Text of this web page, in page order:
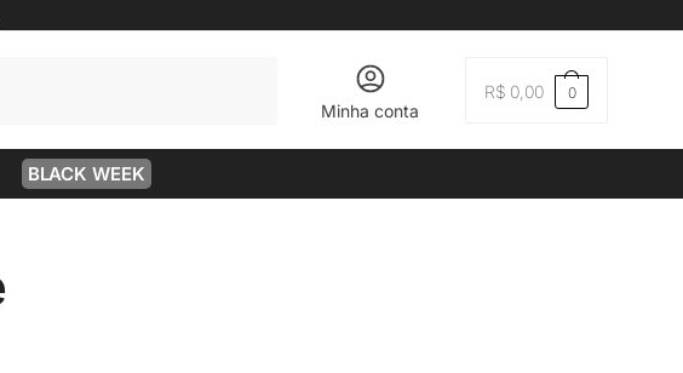
Minha conta
R$ 0,00 0
BLACK WEEK